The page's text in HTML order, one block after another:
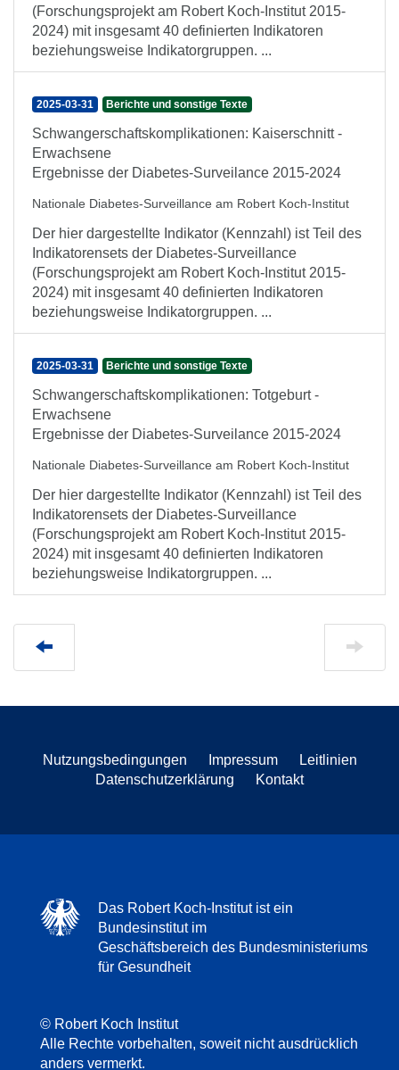
(Forschungsprojekt am Robert Koch-Institut 2015-
2024) mit insgesamt 40 definierten Indikatoren
beziehungsweise Indikatorgruppen. ...
2025-03-31 Berichte und sonstige Texte
Schwangerschaftskomplikationen: Kaiserschnitt -
Erwachsene
Ergebnisse der Diabetes-Surveilance 2015-2024
Nationale Diabetes-Surveillance am Robert Koch-Institut
Der hier dargestellte Indikator (Kennzahl) ist Teil des
Indikatorensets der Diabetes-Surveillance
(Forschungsprojekt am Robert Koch-Institut 2015-
2024) mit insgesamt 40 definierten Indikatoren
beziehungsweise Indikatorgruppen. ...
2025-03-31 Berichte und sonstige Texte
Schwangerschaftskomplikationen: Totgeburt -
Erwachsene
Ergebnisse der Diabetes-Surveilance 2015-2024
Nationale Diabetes-Surveillance am Robert Koch-Institut
Der hier dargestellte Indikator (Kennzahl) ist Teil des
Indikatorensets der Diabetes-Surveillance
(Forschungsprojekt am Robert Koch-Institut 2015-
2024) mit insgesamt 40 definierten Indikatoren
beziehungsweise Indikatorgruppen. ...
Nutzungsbedingungen Impressum
Leitlinien
Datenschutzerklärung
Kontakt
Das Robert Koch-Institut ist ein
Bundesinstitut im
Geschäftsbereich des Bundesministeriums
für Gesundheit
© Robert Koch Institut
Alle Rechte vorbehalten, soweit nicht ausdrücklich
anders vermerkt.